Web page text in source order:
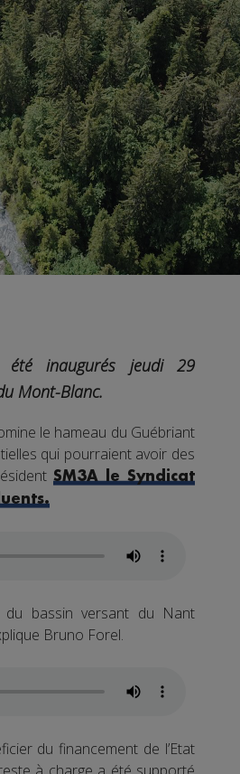
été inaugurés jeudi 29
Mont-Blanc.
le hameau du Guébriant
qui pourraient avoir des
SM3A le Syndicat
du bassin versant du Nant
Bruno Forel.
du financement de l’Etat